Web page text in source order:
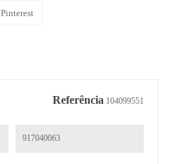
Pinterest
Referência 104099551
917040063